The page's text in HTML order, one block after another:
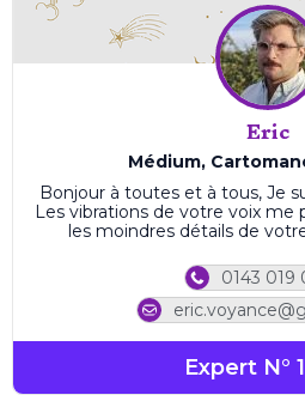
Eric
Médium,
Bonjour à toutes et à tous, Je
Les vibrations de votre voix
les moindres détails de
0143 019
Expert N°